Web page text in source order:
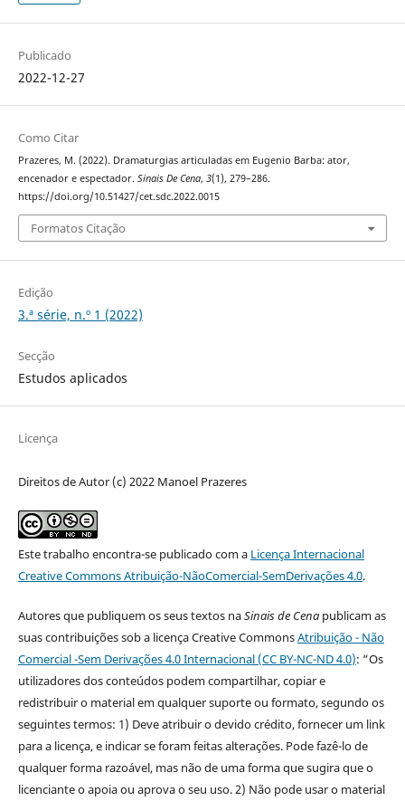
Publicado
2022-12-27
Como Citar
Prazeres, M. (2022). Dramaturgias articuladas em Eugenio Barba: ator,
encenador e espectador. Sinais De Cena, 3(1), 279–286.
https://doi.org/10.51427/cet.sdc.2022.0015
Formatos Citação
Edição
3.ª série, n.º 1 (2022)
Secção
Estudos aplicados
Licença
Direitos de Autor (c) 2022 Manoel Prazeres
Este trabalho encontra-se publicado com a Licença Internacional
Creative Commons Atribuição-NãoComercial-SemDerivações 4.0.
Autores que publiquem os seus textos naSinais de Cenapublicam as
suas contribuições sob a licença Creative CommonsAtribuição - Não
Comercial -Sem Derivações 4.0 Internacional (CC BY-NC-ND 4.0): “Os
utilizadores dos conteúdos podem compartilhar, copiar e
redistribuir o material em qualquer suporte ou formato, segundo os
seguintes termos: 1) Deve atribuir o devido crédito, fornecer um link
para a licença, e indicar se foram feitas alterações. Pode fazê-lo de
qualquer forma razoável, mas não de uma forma que sugira que o
licenciante o apoia ou aprova o seu uso. 2) Não pode usar o material